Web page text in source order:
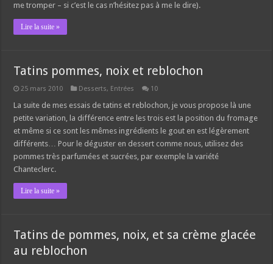
me tromper – si c’est le cas n’hésitez pas à me le dire).
Lire la suite »
Tatins pommes, noix et reblochon
25 mars 2010 Desserts, Entrées 10
La suite de mes essais de tatins et reblochon, je vous propose là une
petite variation, la différence entre les trois est la position du fromage
et même si ce sont les mêmes ingrédients le gout en est légèrement
différents… Pour le déguster en dessert comme nous, utilisez des
pommes très parfumées et sucrées, par exemple la variété
Chanteclerc.
Lire la suite »
Tatins de pommes, noix, et sa crème glacée
au reblochon